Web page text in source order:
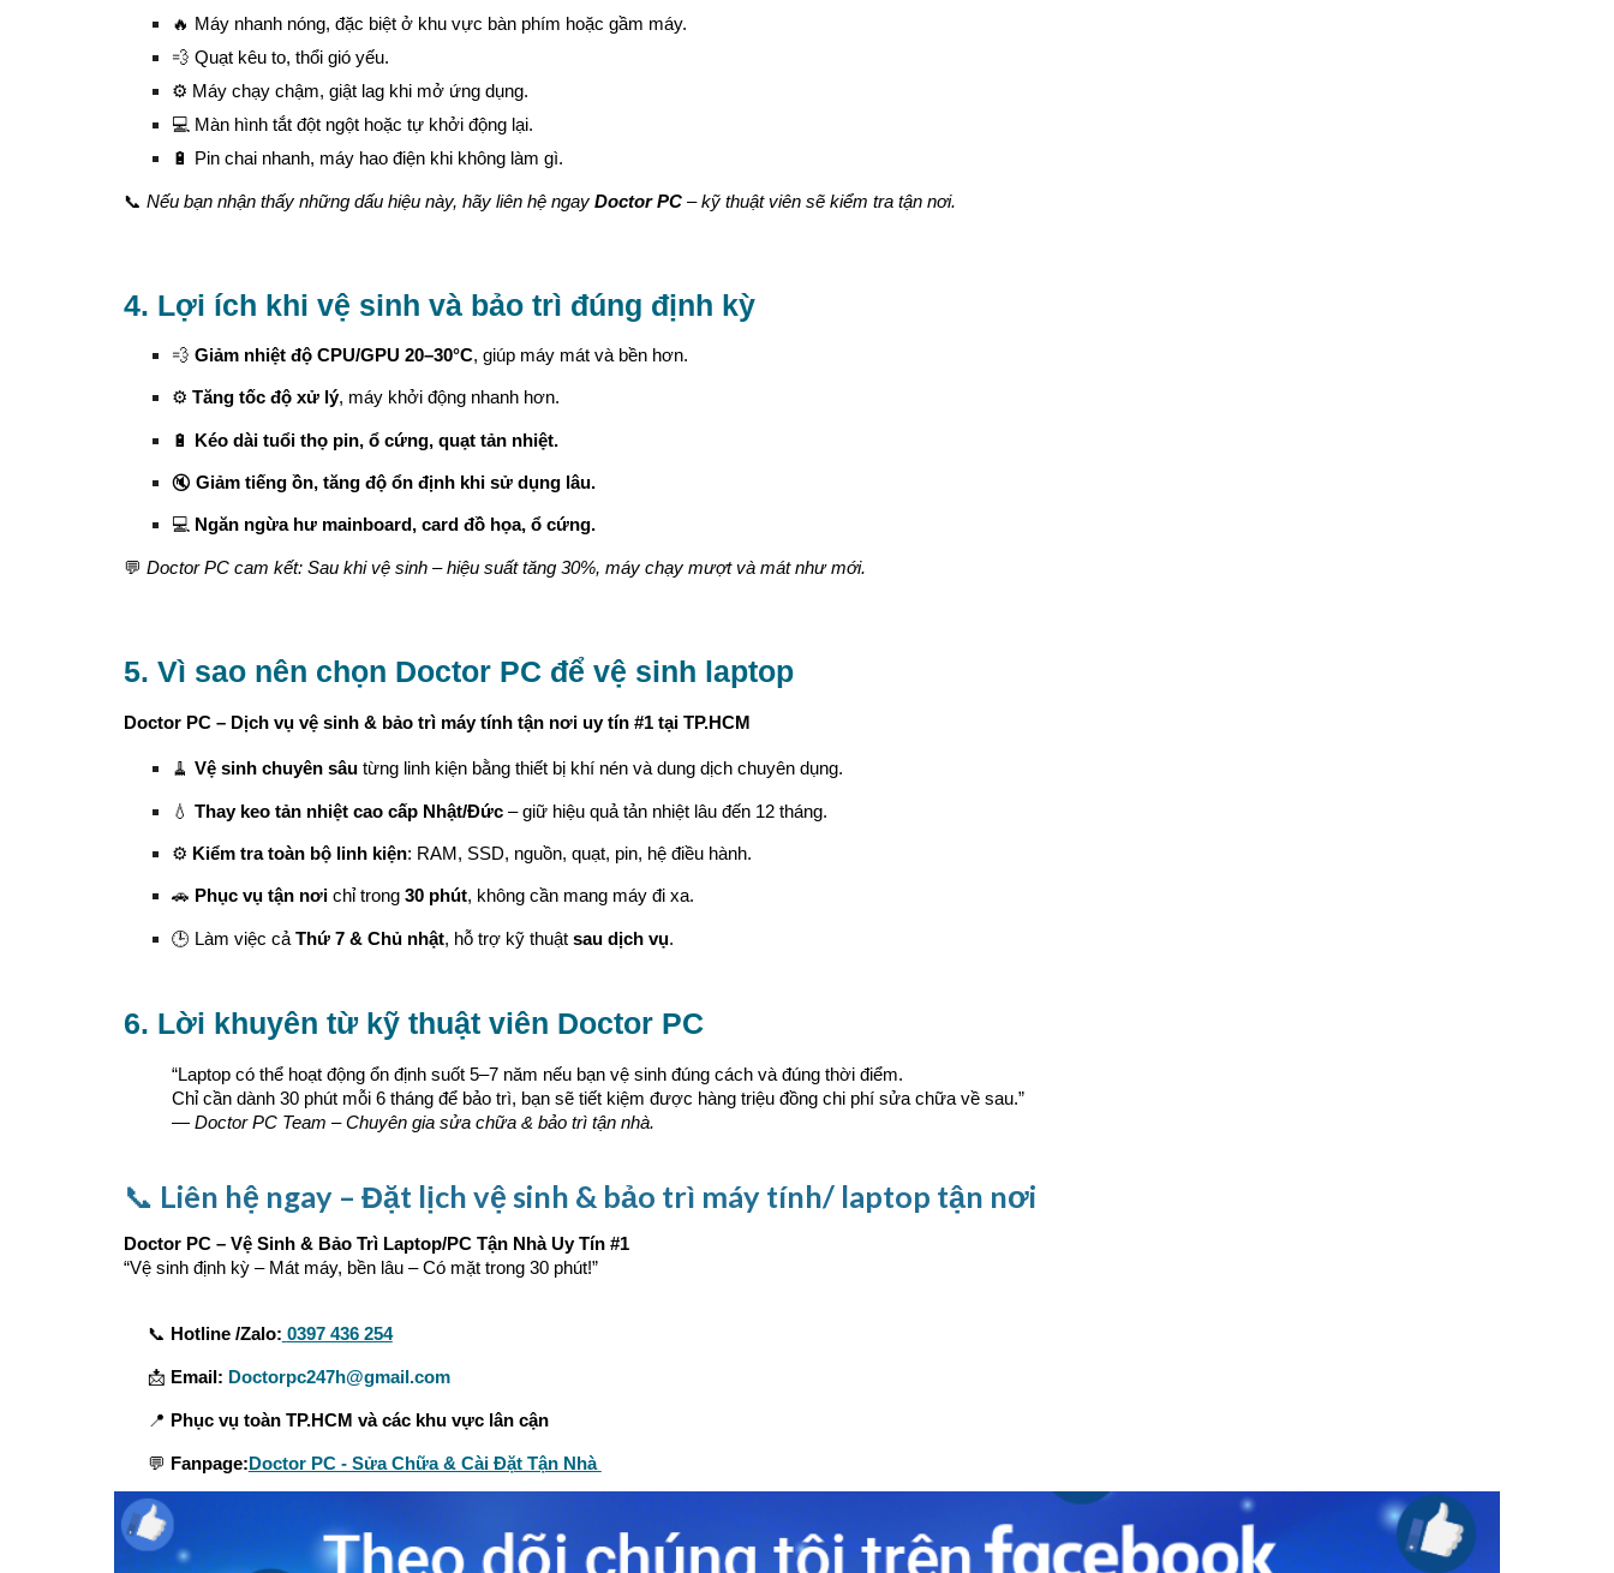
🔥 Máy nhanh nóng, đặc biệt ở khu vực bàn phím hoặc gầm máy.
💨 Quạt kêu to, thổi gió yếu.
⚙️ Máy chạy chậm, giật lag khi mở ứng dụng.
💻 Màn hình tắt đột ngột hoặc tự khởi động lại.
🔋 Pin chai nhanh, máy hao điện khi không làm gì.
📞 Nếu bạn nhận thấy những dấu hiệu này, hãy liên hệ ngay Doctor PC– kỹ thuật viên sẽ kiểm tra tận nơi.
4. Lợi ích khi vệ sinh và bảo trì đúng định kỳ
💨 Giảm nhiệt độ CPU/GPU 20–30°C, giúp máy mát và bền hơn.
⚙️ Tăng tốc độ xử lý, máy khởi động nhanh hơn.
🔋 Kéo dài tuổi thọ pin, ổ cứng, quạt tản nhiệt.
🔇 Giảm tiếng ồn, tăng độ ổn định khi sử dụng lâu.
💻 Ngăn ngừa hư mainboard, card đồ họa, ổ cứng.
💬 Doctor PC cam kết: Sau khi vệ sinh – hiệu suất tăng 30%, máy chạy mượt và mát như mới.
5. Vì sao nên chọn Doctor PC để vệ sinh laptop
Doctor PC – Dịch vụ vệ sinh & bảo trì máy tính tận nơi uy tín #1 tại TP.HCM
🧹 Vệ sinh chuyên sâutừng linh kiện bằng thiết bị khí nén và dung dịch chuyên dụng.
💧 Thay keo tản nhiệt cao cấp Nhật/Đức– giữ hiệu quả tản nhiệt lâu đến 12 tháng.
⚙️ Kiểm tra toàn bộ linh kiện: RAM, SSD, nguồn, quạt, pin, hệ điều hành.
🚗 Phục vụ tận nơichỉ trong 30 phút, không cần mang máy đi xa.
🕒 Làm việc cả Thứ 7 & Chủ nhật, hỗ trợ kỹ thuật sau dịch vụ.
6. Lời khuyên từ kỹ thuật viên Doctor PC
“Laptop có thể hoạt động ổn định suốt 5–7 năm nếu bạn vệ sinh đúng cách và đúng thời điểm.
Chỉ cần dành 30 phút mỗi 6 tháng để bảo trì, bạn sẽ tiết kiệm được hàng triệu đồng chi phí sửa chữa về sau.”
— Doctor PC Team – Chuyên gia sửa chữa & bảo trì tận nhà.
📞 Liên hệ ngay – Đặt lịch vệ sinh & bảo trì máy tính/ laptop tận nơi
Doctor PC – Vệ Sinh & Bảo Trì Laptop/PC Tận Nhà Uy Tín #1
“Vệ sinh định kỳ – Mát máy, bền lâu – Có mặt trong 30 phút!”
📞 Hotline /Zalo: 0397 436 254
📩 Email: Doctorpc247h@gmail.com
📍 Phục vụ toàn TP.HCM và các khu vực lân cận
💬 Fanpage: Doctor PC - Sửa Chữa & Cài Đặt Tận Nhà